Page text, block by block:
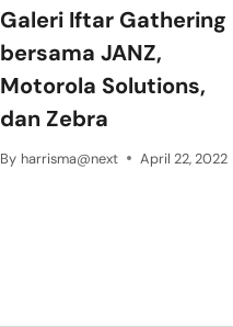
Galeri Iftar Gathering
bersama JANZ,
Motorola Solutions,
dan Zebra
By harrisma@next April 22, 2022